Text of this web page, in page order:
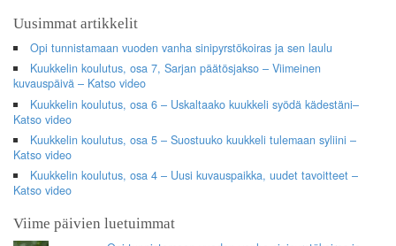
Uusimmat artikkelit
Opi tunnistamaan vuoden vanha sinipyrstökoiras ja sen laulu
Kuukkelin koulutus, osa 7, Sarjan päätösjakso – Viimeinen
kuvauspäivä – Katso video
Kuukkelin koulutus, osa 6 – Uskaltaako kuukkeli syödä kädestäni–
Katso video
Kuukkelin koulutus, osa 5 – Suostuuko kuukkeli tulemaan syliini –
Katso video
Kuukkelin koulutus, osa 4 – Uusi kuvauspaikka, uudet tavoitteet –
Katso video
Viime päivien luetuimmat